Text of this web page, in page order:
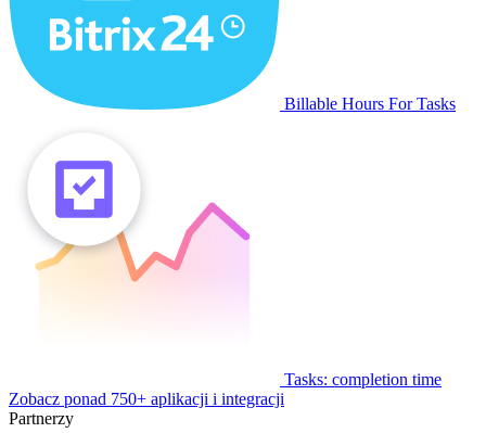
Billable Hours For Tasks
Tasks: completion time
Zobacz ponad 750+ aplikacji i integracji
Partnerzy